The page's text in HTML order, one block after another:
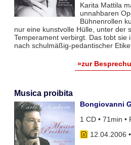
Karita Mattila
unnahbaren
Bühnenrollen
nur eine kunstvolle Hülle, unter der
Temperament verbirgt. Das tobt sie
nach schulmäßig-pedantischer
»zur
Musica proibita
Bongiovanni
1 CD • 71min •
12.04.2006 •